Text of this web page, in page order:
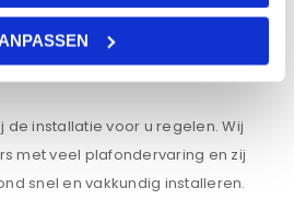
aluminium.
standaard systeemplafond met
prints op hoogwaardige opaal
de installatie voor u regelen. Wij
met veel plafondervaring en zij
snel en vakkundig installeren.